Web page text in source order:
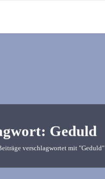
Geduld
verschlagwortet mit "Geduld"